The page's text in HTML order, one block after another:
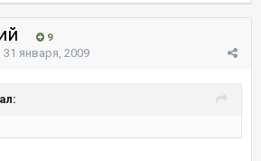
9
31 января, 2009